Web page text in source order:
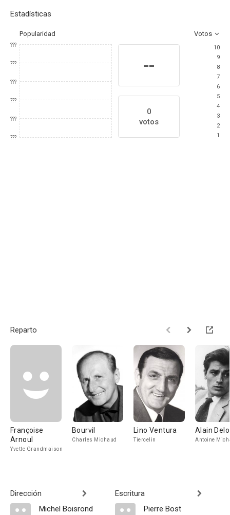
Estadísticas
Popularidad Votos
???
???
???
???
???
???
--
0
votos
10
9
8
7
6
5
4
3
2
1
Reparto
Françoise
Arnoul
Yvette Grandmaison
Bourvil
Charles Michaud
Lino Ventura
Tiercelin
Alain
Antoine
Dirección
Michel Boisrond
Escritura
Pierre Bost